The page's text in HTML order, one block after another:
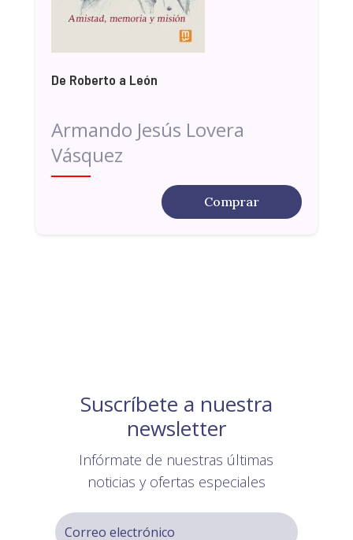
De Roberto a León
Armando Jesús Lovera
Vásquez
Comprar
Suscríbete a nuestra
newsletter
Infórmate de nuestras últimas
noticias y ofertas especiales